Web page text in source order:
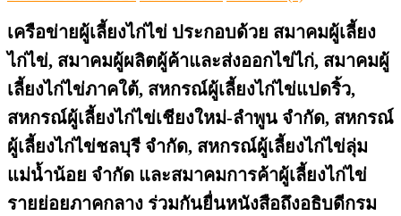
เครือข่ายผู้เลี้ยงไก่ไข่ ประกอบด้วย สมาคมผู้เลี้ยง
ไก่ไข่, สมาคมผู้ผลิตผู้ค้าและส่งออกไข่ไก่, สมาคมผู้
เลี้ยงไก่ไข่ภาคใต้, สหกรณ์ผู้เลี้ยงไก่ไข่แปดริ้ว,
สหกรณ์ผู้เลี้ยงไก่ไข่เชียงใหม่-ลำพูน จำกัด, สหกรณ์
ผู้เลี้ยงไก่ไข่ชลบุรี จำกัด, สหกรณ์ผู้เลี้ยงไก่ไข่ลุ่ม
แม่น้ำน้อย จำกัด และสมาคมการค้าผู้เลี้ยงไก่ไข่
รายย่อยภาคกลาง ร่วมกันยื่นหนังสือถึงอธิบดีกรม